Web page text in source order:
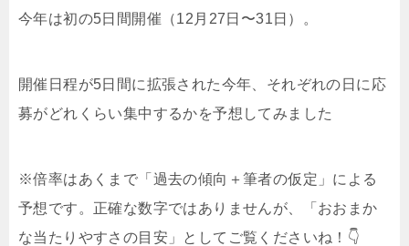
今年は初の5日間開催（12月27日〜31日）。
開催日程が5日間に拡張された今年、それぞれの日に応
募がどれくらい集中するかを予想してみました
※倍率はあくまで「過去の傾向＋筆者の仮定」による
予想です。 正確な数字ではありませんが、
「おおまか
な当たりやすさの目安」として ご覧くださいね！👇